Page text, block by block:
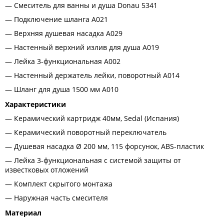
Смеситель для ванны и душа Donau 5341
Подключение шланга A021
Верхняя душевая насадка A029
Настенный верхний излив для душа A019
Лейка 3-функциональная A002
Настенный держатель лейки, поворотный А014
Шланг для душа 1500 мм A010
Характеристики
Керамический картридж 40мм, Sedal (Испания)
Керамический поворотный переключатель
Душевая насадка Ø 200 мм, 115 форсунок, ABS-пластик
Лейка 3-функциональная с системой защиты от
известковых отложений
Комплект скрытого монтажа
Наружная часть смесителя
Материал